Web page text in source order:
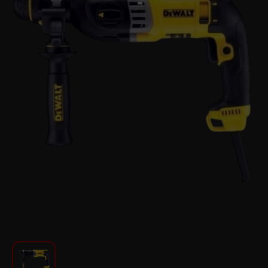
Խոհանոցի համար
Ավտոմեքենաների աուդիոտեխնիկա
Գործիքներ
Տեքստիլ